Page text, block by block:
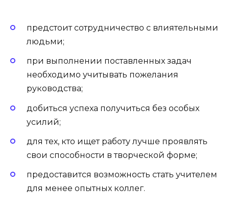
предстоит сотрудничество с влиятельными
людьми;
при выполнении поставленных задач
необходимо учитывать пожелания
руководства;
добиться успеха получиться без особых
усилий;
для тех, кто ищет работу лучше проявлять
свои способности в творческой форме;
предоставится возможность стать учителем
для менее опытных коллег.